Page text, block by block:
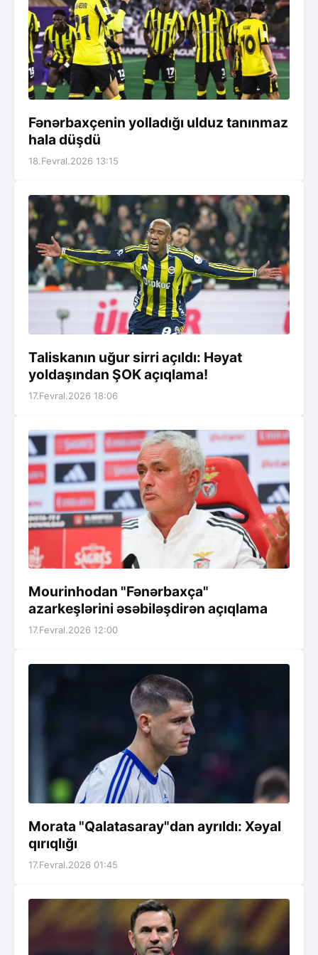
Fənərbaxçenin yolladığı ulduz tanınmaz
hala düşdü
18.Fevral.2026 13:15
Taliskanın uğur sirri açıldı: Həyat
yoldaşından ŞOK açıqlama!
17.Fevral.2026 18:06
Mourinhodan "Fənərbaxça"
azarkeşlərini əsəbiləşdirən açıqlama
17.Fevral.2026 12:00
Morata "Qalatasaray"dan ayrıldı: Xəyal
qırıqlığı
17.Fevral.2026 01:45